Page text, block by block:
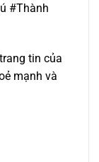
#Thành
tin của
mạnh và